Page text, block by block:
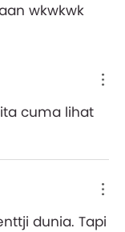
wkwkwk
cuma lihat
dunia. Tapi